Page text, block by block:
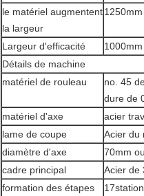
le matériel augmentent
la largeur
1250mm
Largeur d'efficacité
1000mm
Détails de machine
matériel de rouleau
no. 45
dure de
matériel d'axe
acier
lame de coupe
Acier du
diamètre d'axe
70mm
cadre principal
Acier de
formation des étapes